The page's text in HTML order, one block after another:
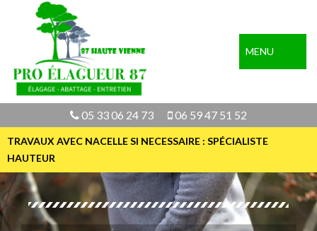
MENU
05 33 06 24 73 06 59 47 51 52
TRAVAUX AVEC NACELLE SI NECESSAIRE : SPÉCIALISTE
HAUTEUR